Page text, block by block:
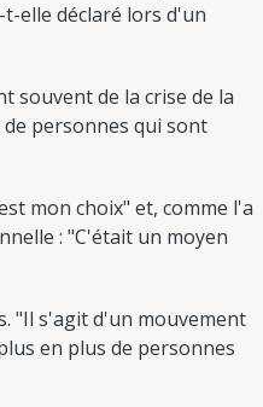
elle déclaré lors d'un
souvent de la crise de la
personnes qui sont
mon choix" et, comme l'a
: "C'était un moyen
"Il s'agit d'un mouvement
en plus de personnes